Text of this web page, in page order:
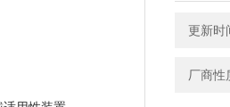
更新时
厂商性